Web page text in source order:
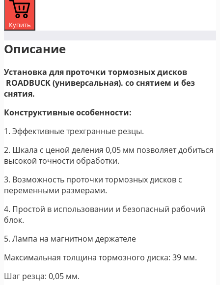
Купить
Описание
Установка для проточки тормозных дисков
ROADBUCK (универсальная). со снятием и без
снятия.
Конструктивные особенности:
1. Эффективные трехгранные резцы.
2. Шкала с ценой деления 0,05 мм позволяет добиться
высокой точности обработки.
3. Возможность проточки тормозных дисков с
переменными размерами.
4. Простой в использовании и безопасный рабочий
блок.
5. Лампа на магнитном держателе
Максимальная толщина тормозного диска: 39 мм.
Шаг резца: 0,05 мм.